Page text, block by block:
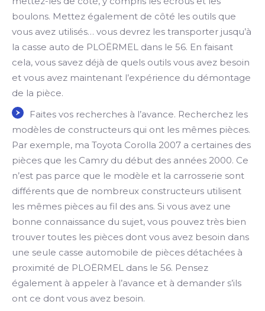
boulons. Mettez également de côté les outils que
vous avez utilisés… vous devrez les transporter jusqu’à
la casse auto de PLOËRMEL dans le 56. En faisant
cela, vous savez déjà de quels outils vous avez besoin
et vous avez maintenant l’expérience du démontage
de la pièce.
Faites vos recherches à l’avance. Recherchez les
modèles de constructeurs qui ont les mêmes pièces.
Par exemple, ma Toyota Corolla 2007 a certaines des
pièces que les Camry du début des années 2000. Ce
n’est pas parce que le modèle et la carrosserie sont
différents que de nombreux constructeurs utilisent
les mêmes pièces au fil des ans. Si vous avez une
bonne connaissance du sujet, vous pouvez très bien
trouver toutes les pièces dont vous avez besoin dans
une seule casse automobile de pièces détachées à
proximité de PLOËRMEL dans le 56. Pensez
également à appeler à l’avance et à demander s’ils
ont ce dont vous avez besoin.